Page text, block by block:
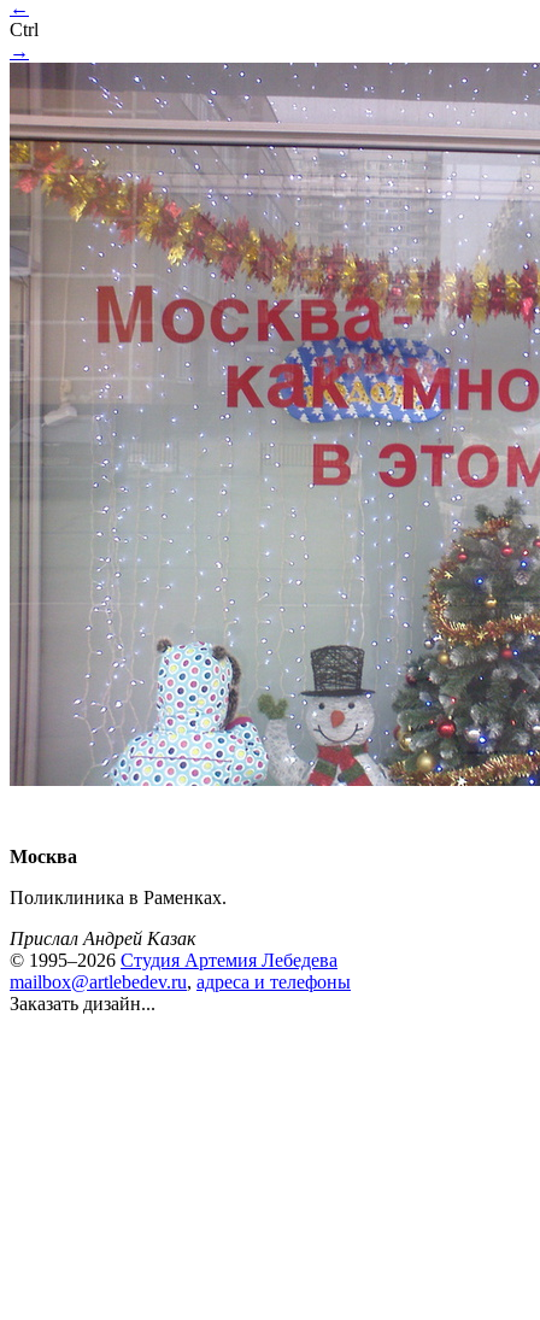
←
Ctrl
→
Москва
Поликлиника в Раменках.
Прислал Андрей Казак
© 1995–2026 Студия Артемия Лебедева
mailbox@artlebedev.ru, адреса и телефоны
Заказать дизайн...